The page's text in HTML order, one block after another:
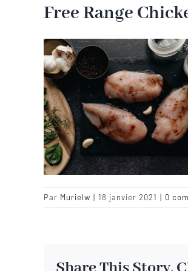
Free Range
Par Murielw | 18 janvier 2021 | 0